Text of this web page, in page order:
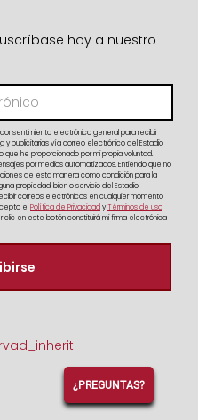
hoy a nuestro
electrónico general para recibir
y publicitarias vía correo electrónico del Estadio
he proporcionado por mi propia voluntad.
por medios automatizados. Entiendo que no
de esta manera como condición para la
propiedad, bien o servicio del Estadio
correos electrónicos en cualquier momento
el Política de PrivacidadyTérminos de uso
en este botón constituirá mi firma electrónica
¿PREGUNTAS?